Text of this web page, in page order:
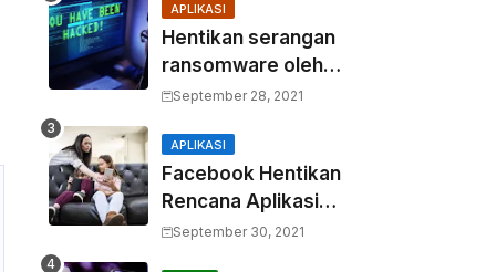
APLIKASI
Hentikan serangan
ransomware oleh
hacker! Berikut adalah
September 28, 2021
APLIKASI
Facebook Hentikan
Rencana Aplikasi
Instagram Kids
September 30, 2021